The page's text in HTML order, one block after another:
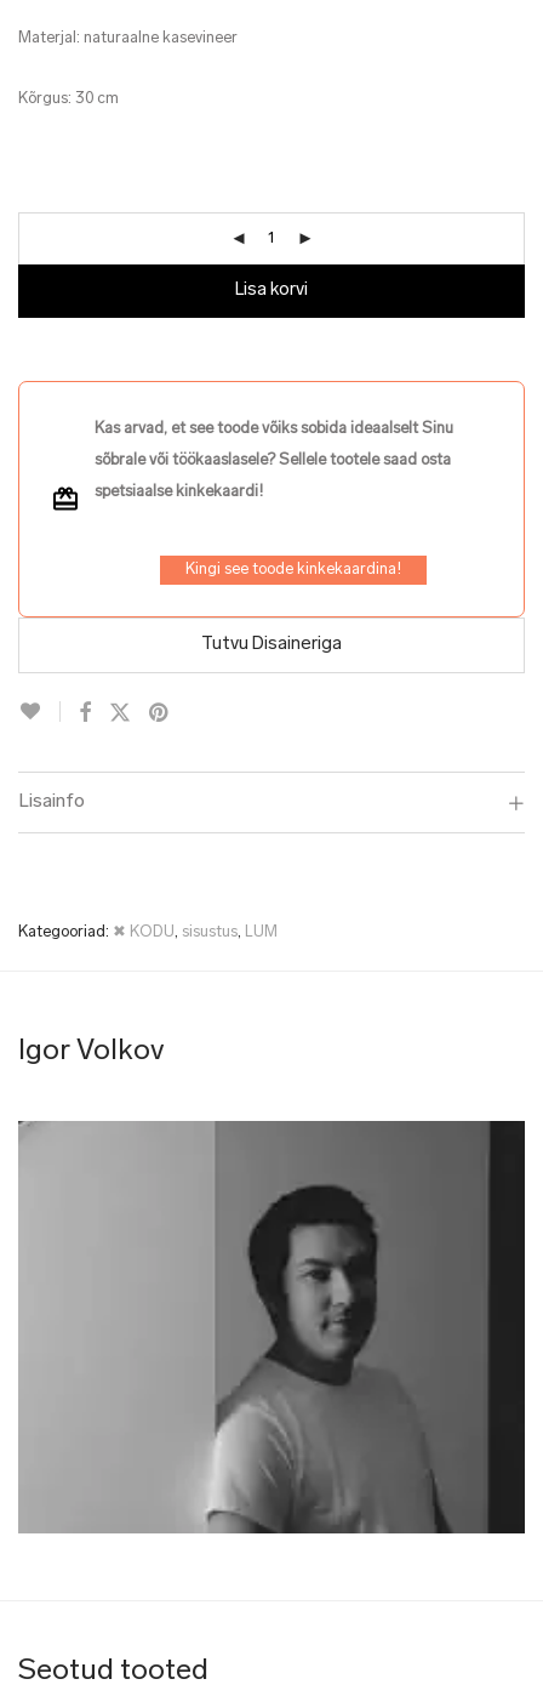
Materjal: naturaalne kasevineer
Kõrgus: 30 cm
Lisa korvi
Kas arvad, et see toode võiks sobida ideaalselt Sinu
sõbrale või töökaaslasele? Sellele tootele saad osta
spetsiaalse kinkekaardi!
Kingi see toode kinkekaardina!
Tutvu Disaineriga
Lisainfo
Kategooriad: ✖ KODU, sisustus, LUM
Igor Volkov
Seotud tooted